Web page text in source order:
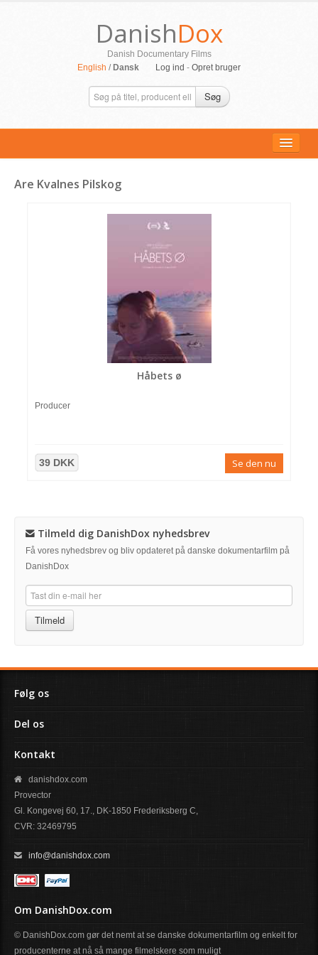
DanishDox
Danish Documentary Films
English / Dansk Log ind - Opret bruger
Søg
Are Kvalnes Pilskog
Håbets ø
Producer
39 DKK Se den nu
Tilmeld dig DanishDox nyhedsbrev
Få vores nyhedsbrev og bliv opdateret på danske dokumentarfilm på
DanishDox
Tilmeld
Følg os
Del os
Kontakt
danishdox.com
Provector
Gl. Kongevej 60, 17., DK-1850 Frederiksberg C,
CVR: 32469795
info@danishdox.com
Om DanishDox.com
© DanishDox.com gør det nemt at se danske dokumentarfilm og enkelt for
producenterne at nå så mange filmelskere som muligt